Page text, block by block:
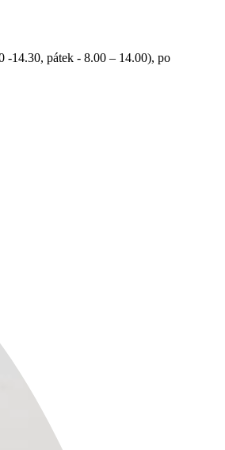
-14.30, pátek - 8.00 – 14.00), po